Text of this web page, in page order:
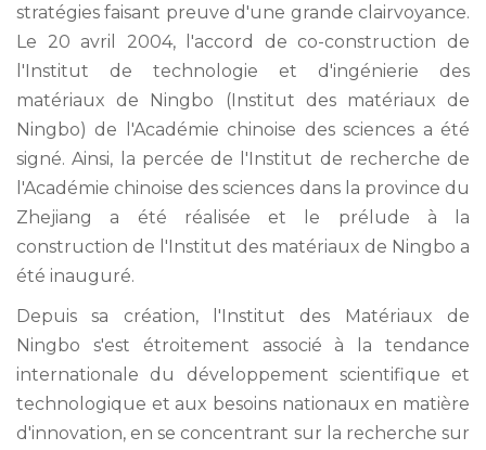
stratégies faisant preuve d'une grande clairvoyance.
Le 20 avril 2004, l'accord de co-construction de
l'Institut de technologie et d'ingénierie des
matériaux de Ningbo (Institut des matériaux de
Ningbo) de l'Académie chinoise des sciences a été
signé. Ainsi, la percée de l'Institut de recherche de
l'Académie chinoise des sciences dans la province du
Zhejiang a été réalisée et le prélude à la
construction de l'Institut des matériaux de Ningbo a
été inauguré.
Depuis sa création, l'Institut des Matériaux de
Ningbo s'est étroitement associé à la tendance
internationale du développement scientifique et
technologique et aux besoins nationaux en matière
d'innovation, en se concentrant sur la recherche sur